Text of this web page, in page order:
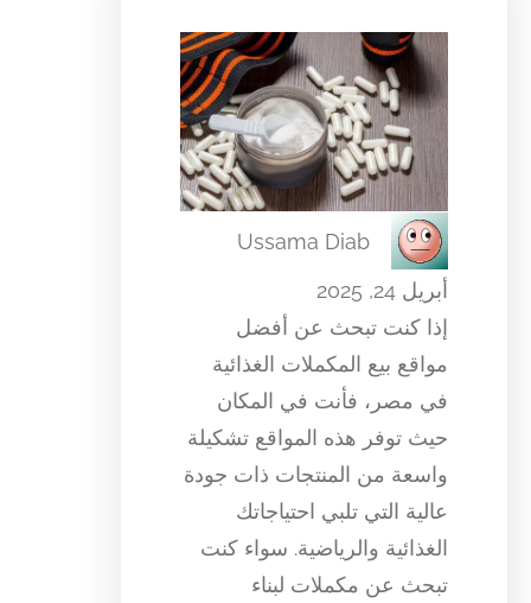
Ussama Diab
أبريل 24, 2025
إذا كنت تبحث عن أفضل
مواقع بيع المكملات الغذائية
في مصر، فأنت في المكان
حيث توفر هذه المواقع تشكيلة
واسعة من المنتجات ذات جودة
عالية التي تلبي احتياجاتك
الغذائية والرياضية. سواء كنت
تبحث عن مكملات لبناء